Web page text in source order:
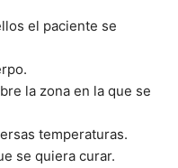
el paciente se
la zona en la que se
temperaturas.
se quiera curar.